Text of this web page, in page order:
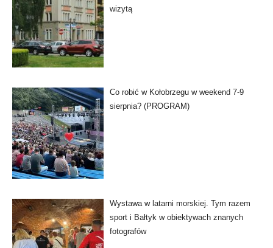
wizytą
Co robić w Kołobrzegu w weekend 7-9
sierpnia? (PROGRAM)
Wystawa w latarni morskiej. Tym razem
sport i Bałtyk w obiektywach znanych
fotografów